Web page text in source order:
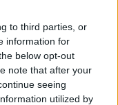
to third parties, or
information for
below opt-out
note that after your
seeing
utilized by
jen příběhem jedné
, které ukazují, že
terčemvandalů
Veřejné toalety
provozu, otázkou ale